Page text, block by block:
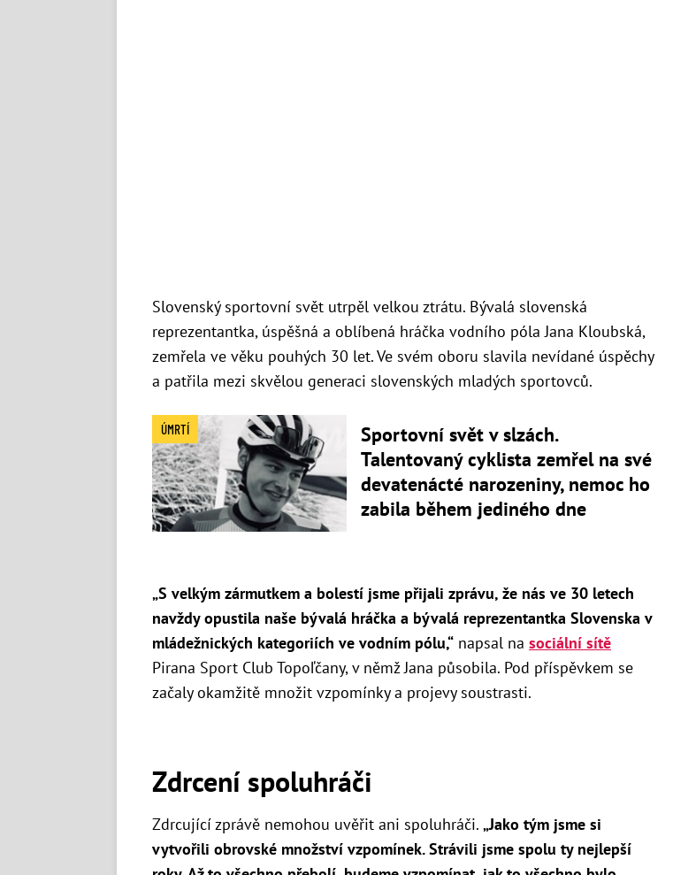
Slovenský sportovní svět utrpěl velkou ztrátu. Bývalá slovenská
reprezentantka, úspěšná a oblíbená hráčka vodního póla Jana Kloubská,
zemřela ve věku pouhých 30 let. Ve svém oboru slavila nevídané úspěchy
a patřila mezi skvělou generaci slovenských mladých sportovců.
ÚMRTÍ
Sportovní svět v slzách.
Talentovaný cyklista zemřel na své
devatenácté narozeniny, nemoc ho
zabila během jediného dne
„S velkým zármutkem a bolestí jsme přijali zprávu, že nás ve 30 letech
navždy opustila naše bývalá hráčka a bývalá reprezentantka Slovenska v
mládežnických kategoriích ve vodním pólu,“ napsal na sociální sítě
Pirana Sport Club Topoľčany, v němž Jana působila. Pod příspěvkem se
začaly okamžitě množit vzpomínky a projevy soustrasti.
Zdrcení spoluhráči
Zdrcující zprávě nemohou uvěřit ani spoluhráči. „Jako tým jsme si
vytvořili obrovské množství vzpomínek. Strávili jsme spolu ty nejlepší